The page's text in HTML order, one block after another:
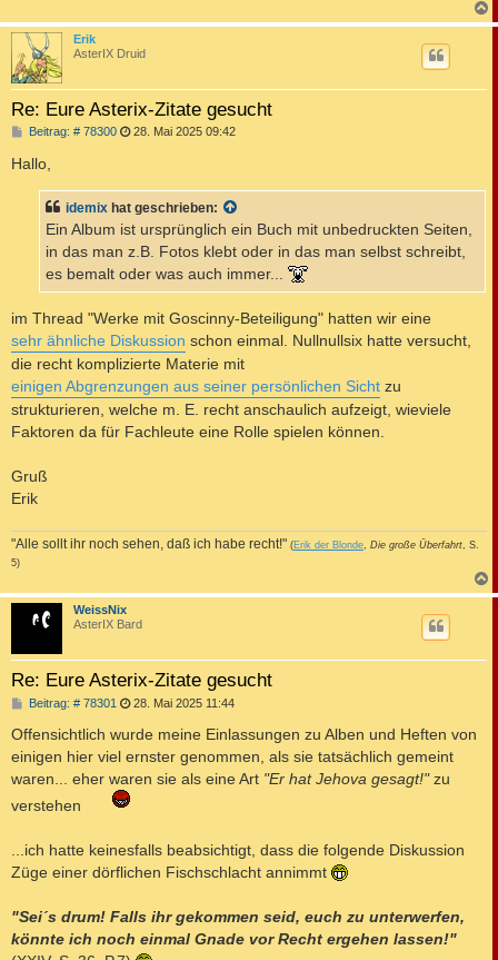
a
Erik
AsterIX Druid
Re: Eure Asterix-Zitate gesucht
Beitrag: # 78300B
r
a
28. Mai 2025 09:42
Hallo,
idemix hat geschrieben:
Ein Album ist ursprünglich ein Buch mit unbedruckten Seiten,
in das man z.B. Fotos klebt oder in das man selbst schreibt,
es bemalt oder was auch immer...
im Thread "Werke mit Goscinny-Beteiligung" hatten wir eine
sehr ähnliche Diskussion schon einmal. Nullnullsix hatte versucht,
die recht komplizierte Materie mit
einigen Abgrenzungen aus seiner persönlichen Sicht zu
strukturieren, welche m. E. recht anschaulich aufzeigt, wieviele
Faktoren da für Fachleute eine Rolle spielen können.
Gruß
Erik
"Alle sollt ihr noch sehen, daß ich habe recht!" (Erik der Blonde Die große Überfahrt , S.
5)
a
WeissNix
AsterIX Bard
Re: Eure Asterix-Zitate gesucht
Beitrag: # 78301 B
i
r
a
g
28. Mai 2025 11:44
Offensichtlich wurde meine Einlassungen zu Alben und Heften von
einigen hier viel ernster genommen, als sie tatsächlich gemeint
waren... eher waren sie als eine Art "Er hat Jehova gesagt!"zu
verstehen
...ich hatte keinesfalls beabsichtigt, dass die folgende Diskussion
Züge einer dörflichen Fischschlacht annimmt
"Sei´s drum! Falls ihr gekommen seid, euch zu unterwerfen,
könnte ich noch einmal Gnade vor Recht ergehen lassen!"